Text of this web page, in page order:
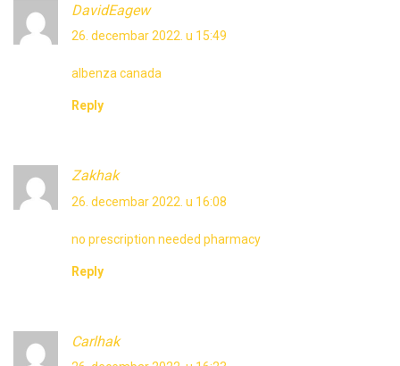
DavidEagew
26. decembar 2022. u 15:49
albenza canada
Reply
Zakhak
26. decembar 2022. u 16:08
no prescription needed pharmacy
Reply
Carlhak